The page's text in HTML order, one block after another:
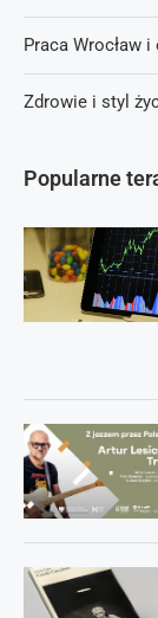
Popularne
Praca Wrocław
Zdrowie i styl